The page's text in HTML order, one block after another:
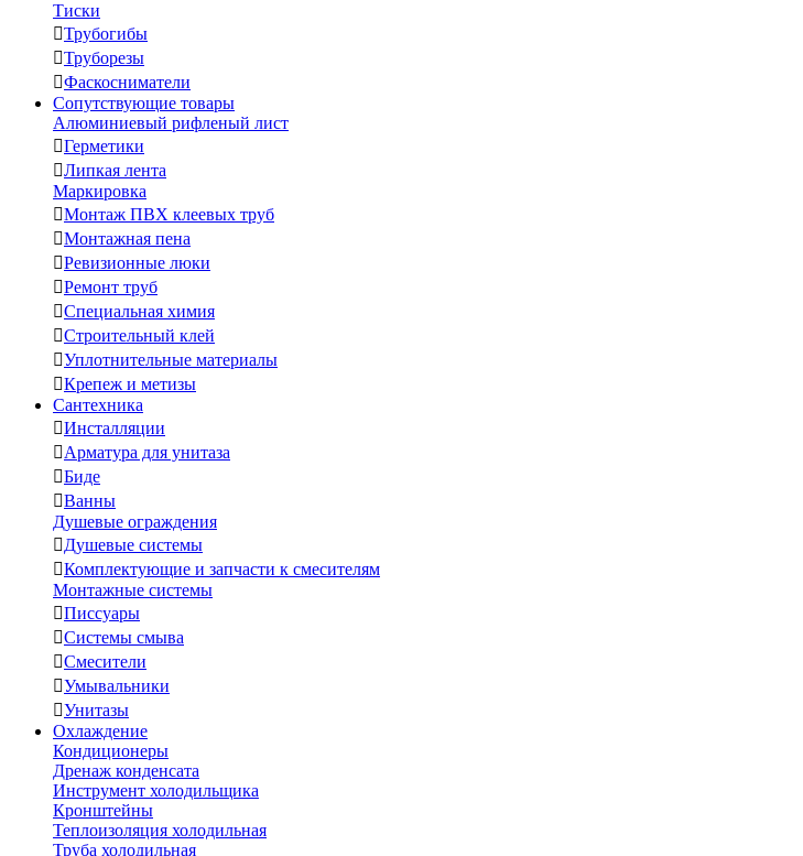
Тиски
Трубогибы
Труборезы
Фаскосниматели
Сопутствующие товары
Алюминиевый рифленый лист
Герметики
Липкая лента
Маркировка
Монтаж ПВХ клеевых труб
Монтажная пена
Ревизионные люки
Ремонт труб
Специальная химия
Строительный клей
Уплотнительные материалы
Крепеж и метизы
Сантехника
Инсталляции
Арматура для унитаза
Биде
Ванны
Душевые ограждения
Душевые системы
Комплектующие и запчасти к смесителям
Монтажные системы
Писсуары
Системы смыва
Смесители
Умывальники
Унитазы
Охлаждение
Кондиционеры
Дренаж конденсата
Инструмент холодильщика
Кронштейны
Теплоизоляция холодильная
Труба холодильная